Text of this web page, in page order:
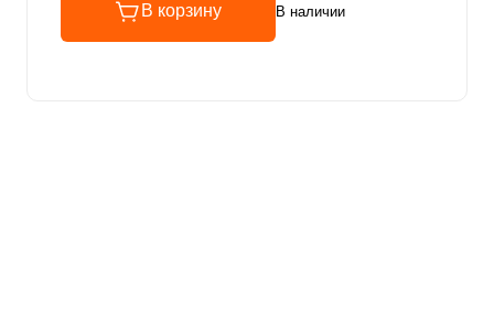
В корзину В наличии